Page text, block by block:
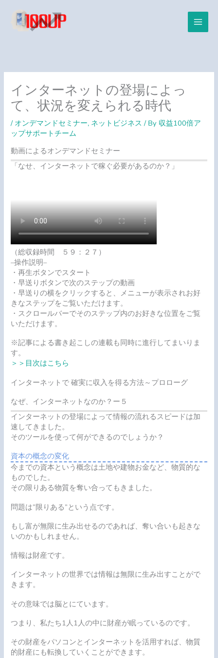
インターネットの登場によっ
て、状況を変えられる時代
/ オンデマンドセミナー, ネットビジネス / By 収益100倍ア
ップサポートチーム
動画によるオンデマンドセミナー
「なせ、インターネットで稼ぐ必要があるのか？」
（総収録時間 ５９：２７）
–操作説明–
・再生ボタンでスタート
・早送りボタンで次のステップの動画
・早送りの横をクリックすると、メニューが表示されお好
きなステップをご覧いただけます。
・スクロールバーでそのステップ内のお好きな位置をご覧
いただけます。
※記事による書き起こしの連載も同時に進行してまいりま
す。
＞＞目次はこちら
インターネットで 確実に収入を得る方法～プロローグ
なぜ、インターネットなのか？ー５
インターネットの登場によって情報の流れるスピードは加
速してきました。
そのツールを使って何ができるのでしょうか？
資本の概念の変化
今までの資本という概念は土地や建物お金など、物質的な
ものでした。
その限りある物質を奪い合ってもきました。
問題は”限りある”という点です。
もし富が無限に生み出せるのであれば、奪い合いも起きな
いのかもしれません。
情報は財産です。
インターネットの世界では情報は無限に生み出すことがで
きます。
その意味では脳とにています。
つまり、私たち1人1人の中に財産が眠っているのです。
その財産をパソコンとインターネットを活用すれば、物質
的財産にも転換していくことができます。